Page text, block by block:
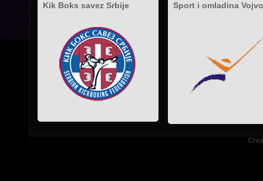
Kik Boks savez Srbije Sport i omladina